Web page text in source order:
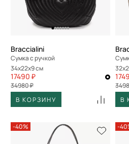
Braccialini
Сумка с ручкой
34x22x9 см
17490 ₽
34980 ₽
В КОРЗИНУ
В
-40% -